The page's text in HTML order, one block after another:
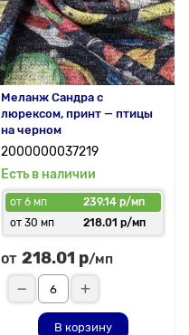
Меланж Сандра с
люрексом, принт — птицы
на черном
2000000037219
Есть в наличии
от 6 мп
239.14 р/мп
от 30 мп
218.01 р/мп
от 218.01 р/мп
В корзину